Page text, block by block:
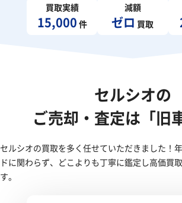
買取実績
15,000 件
減額
ゼロ 買取
セルシオの
ご売却・査定は「旧
セルシオの買取を多く任せていただきました！
ドに関わらず、どこよりも丁寧に鑑定し高価買
す。